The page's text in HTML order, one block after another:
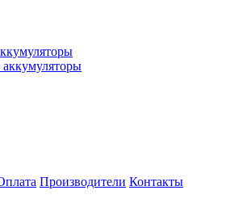
Производители Контакты